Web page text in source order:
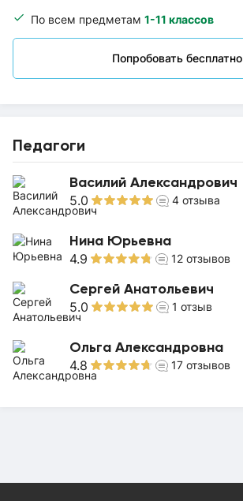
По всем предметам 1-11 классов
Попробовать бесплатно
Педагоги
Василий Александрович
5.0 4 отзыва
Нина Юрьевна
4.9 12 отзывов
Сергей Анатольевич
5.0 1 отзыв
Ольга Александровна
4.8 17 отзывов